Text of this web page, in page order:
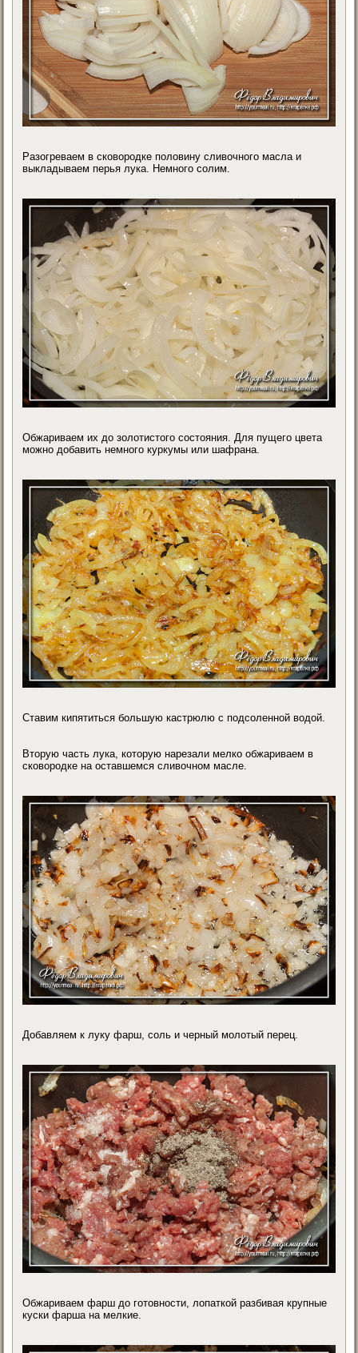
Разогреваем в сковородке половину сливочного масла и
выкладываем перья лука. Немного солим.
Обжариваем их до золотистого состояния. Для пущего цвета
можно добавить немного куркумы или шафрана.
Ставим кипятиться большую кастрюлю с подсоленной водой.
Вторую часть лука, которую нарезали мелко обжариваем в
сковородке на оставшемся сливочном масле.
Добавляем к луку фарш, соль и черный молотый перец.
Обжариваем фарш до готовности, лопаткой разбивая крупные
куски фарша на мелкие.